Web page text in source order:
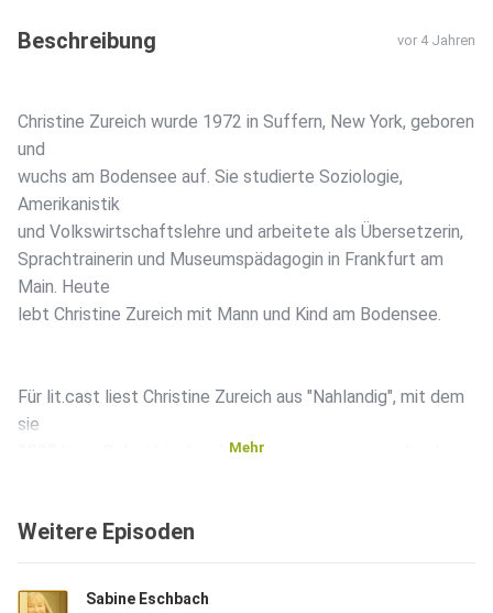
Beschreibung vor 4 Jahren
Christine Zureich wurde 1972 in Suffern, New York, geboren
und
wuchs am Bodensee auf. Sie studierte Soziologie,
Amerikanistik
und Volkswirtschaftslehre und arbeitete als Übersetzerin,
Sprachtrainerin und Museumspädagogin in Frankfurt am
Main. Heute
lebt Christine Zureich mit Mann und Kind am Bodensee.
Für lit.cast liest Christine Zureich aus "Nahlandig", mit dem
sie
2020 beim Schwäbischen Literaturpreis ausgezeichnet
Mehr
Weitere Episoden
Sabine Eschbach